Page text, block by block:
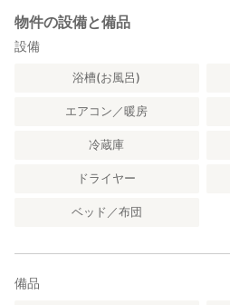
物件の設備と備品
設備
浴槽(お風呂)
エアコン／暖房
冷蔵庫
ドライヤー
ベッド／布団
備品